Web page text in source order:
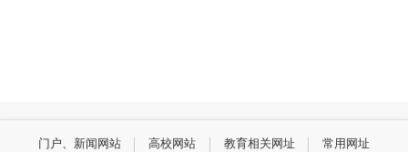
门户、新闻网站 高校网站 教育相关网址 常用网址